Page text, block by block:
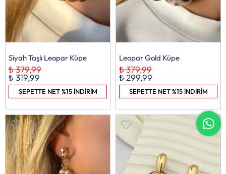
Siyah Taşlı Leopar Küpe
₺ 319,99
₺ 379,99
SEPETTE NET %15 İNDİRİM
Leopar Gold Küpe
₺ 299,99
₺ 379,99
SEPETTE NET %15 İNDİRİM